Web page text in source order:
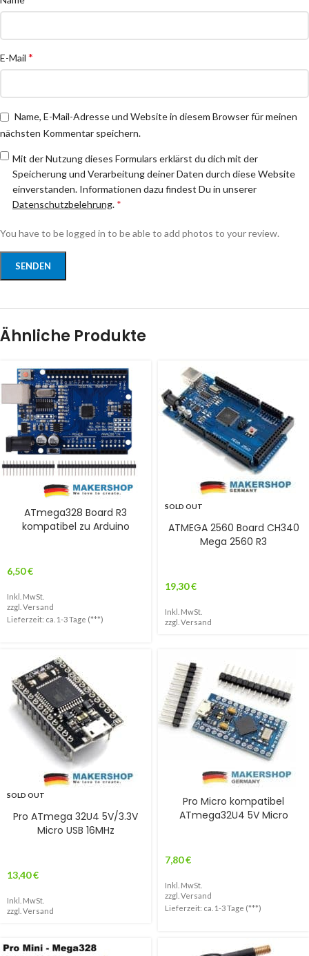
E-Mail *
Name, E-Mail-Adresse und Website in diesem Browser für meinen
nächsten Kommentar speichern.
Mit der Nutzung dieses Formulars erklärst du dich mit der
Speicherung und Verarbeitung deiner Daten durch diese Website
einverstanden. Informationen dazu findest Du in unserer
Datenschutzbelehrung. *
You have to be logged in to be able to add photos to your review.
Ähnliche Produkte
ATmega328 Board R3
kompatibel zu Arduino
6,50€
Inkl. MwSt.
zzgl. Versand
Lieferzeit: ca. 1-3 Tage (***)
SOLD OUT
ATMEGA 2560 Board CH340
Mega 2560 R3
19,30€
Inkl. MwSt.
zzgl. Versand
SOLD OUT
Pro ATmega 32U4 5V/3.3V
Micro USB 16MHz
13,40€
Inkl. MwSt.
zzgl. Versand
Pro Micro kompatibel
ATmega32U4 5V Micro
7,80€
Inkl. MwSt.
zzgl. Versand
Lieferzeit: ca. 1-3 Tage (***)